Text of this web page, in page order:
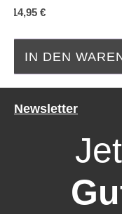
14,95 €
IN DEN
Newsletter